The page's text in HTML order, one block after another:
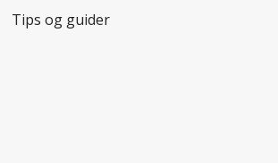
Tips og guider